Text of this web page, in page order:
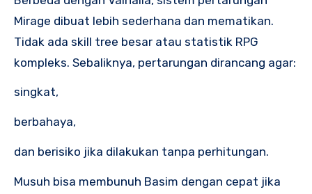
Mirage dibuat lebih sederhana dan mematikan.
Tidak ada skill tree besar atau statistik RPG
kompleks. Sebaliknya, pertarungan dirancang agar:
singkat,
berbahaya,
dan berisiko jika dilakukan tanpa perhitungan.
Musuh bisa membunuh Basim dengan cepat jika